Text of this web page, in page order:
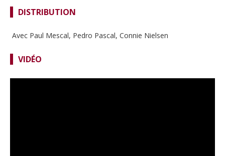
DISTRIBUTION
Avec Paul Mescal, Pedro Pascal, Connie Nielsen
VIDÉO